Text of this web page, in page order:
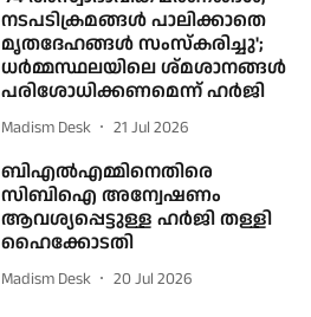
നടപടിക്രമങ്ങള്‍ പാലിക്കാതെ
മൃതദേഹങ്ങള്‍ സംസ്‌കരിച്ചു';
ധര്‍മ്മസ്ഥലയിലെ ശ്മശാനങ്ങള്‍
പരിശോധിക്കണമെന്ന് ഹര്‍ജി
Madism Desk 21 Jul 2026
ബിഎല്‍എമ്മിനെതിരെ
സിബിഐ അന്വേഷണം
ആവശ്യപ്പെട്ടുള്ള ഹര്‍ജി തള്ളി
ഹൈക്കോടതി
Madism Desk 20 Jul 2026